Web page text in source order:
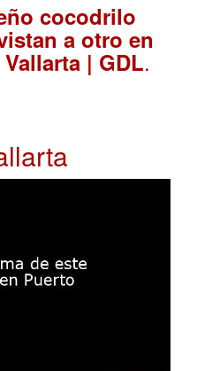
cocodrilo
a otro en
| GDL.